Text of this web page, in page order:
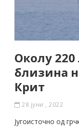
Околу
близина
Крит
28 јуни , 2022
Југоисточно од